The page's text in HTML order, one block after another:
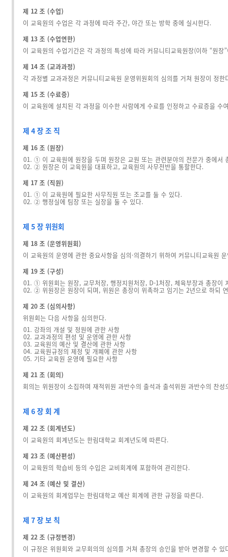
제 12 조 (수업)
이 교육원의 수업은 각 과정에 따라 주간, 야간 또는 방학 중에 실시한다.
제 13 조 (수업연한)
이 교육원의 수업기간은 각 과정의 특성에 따라 커뮤니티교육원장(이하 “원장
제 14 조 (교과과정)
각 과정별 교과과정은 커뮤니티교육원 운영위원회의 심의를 거쳐 원장이 정한
제 15 조 (수료증)
이 교육원에 설치된 각 과정을 이수한 사람에게 수료를 인정하고 수료증을 수
제 4 장 조 직
제 16 조 (원장)
① 이 교육원에 원장을 두며 원장은 교원 또는 관련분야의 전문가 중에서
② 원장은 이 교육원을 대표하고, 교육원의 사무전반을 통할한다.
제 17 조 (직원)
① 이 교육원에 필요한 사무직원 또는 조교를 둘 수 있다.
② 행정실에 팀장 또는 실장을 둘 수 있다.
제 5 장 위원회
제 18 조 (운영위원회)
이 교육원의 운영에 관한 중요사항을 심의·의결하기 위하여 커뮤니티교육원
제 19 조 (구성)
① 위원회는 원장, 교무처장, 행정지원처장, D-1처장, 체육부장과 총장이
② 위원장은 원장이 되며, 위원은 총장이 위촉하고 임기는 2년으로 하되
제 20 조 (심의사항)
위원회는 다음 사항을 심의한다.
강좌의 개설 및 정원에 관한 사항
교과과정의 편성 및 운영에 관한 사항
교육원의 예산 및 결산에 관한 사항
교육원규정의 제정 및 개폐에 관한 사항
기타 교육원 운영에 필요한 사항
제 21 조 (회의)
회의는 위원장이 소집하며 재적위원 과반수의 출석과 출석위원 과반수의 찬성
제 6 장 회 계
제 22 조 (회계년도)
이 교육원의 회계년도는 한림대학교 회계년도에 따른다.
제 23 조 (예산편성)
이 교육원의 학습비 등의 수입은 교비회계에 포함하여 관리한다.
제 24 조 (예산 및 결산)
이 교육원의 회계업무는 한림대학교 예산 회계에 관한 규정을 따른다.
제 7 장 보 칙
제 22 조 (규정변경)
이 규정은 위원회와 교무회의의 심의를 거쳐 총장의 승인을 받아 변경할 수 있